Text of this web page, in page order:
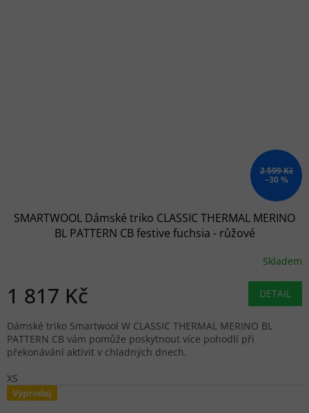
2 599 Kč
–30 %
SMARTWOOL Dámské triko CLASSIC THERMAL MERINO
BL PATTERN CB festive fuchsia - růžové
Skladem
1 817 Kč DETAIL
Dámské triko Smartwool W CLASSIC THERMAL MERINO BL
PATTERN CB vám pomůže poskytnout více pohodlí při
překonávání aktivit v chladných dnech.
XS
Výprodej